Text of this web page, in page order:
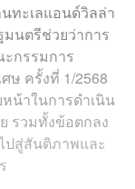
ทะเลแอนด์วิลล่า
นตรีช่วยว่าการ
กรรมการ
ษ ครั้งที่ 1/2568
น้าในการดำเนิน
รวมทั้งข้อตกลง
ปสู่สันติภาพและ